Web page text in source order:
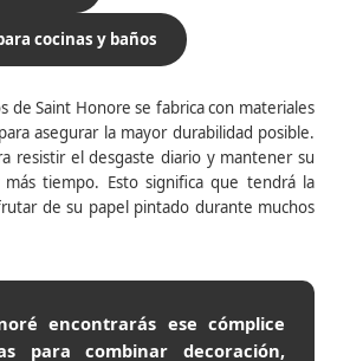
cocinas y baños
de Saint Honore se fabrica con materiales
asegurar la mayor durabilidad posible.
resistir el desgaste diario y mantener su
tiempo. Esto significa que tendrá la
de su papel pintado durante muchos
encontrarás ese cómplice
para combinar decoración,